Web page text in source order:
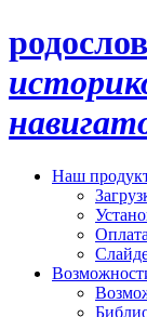
Наш
Оплата